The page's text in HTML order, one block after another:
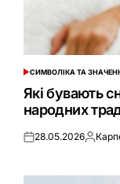
ОПУБЛІКУВАТИ
У
СИМВОЛІКА ТА
Які бувають
народних
Оприлюднено
28.05.2026